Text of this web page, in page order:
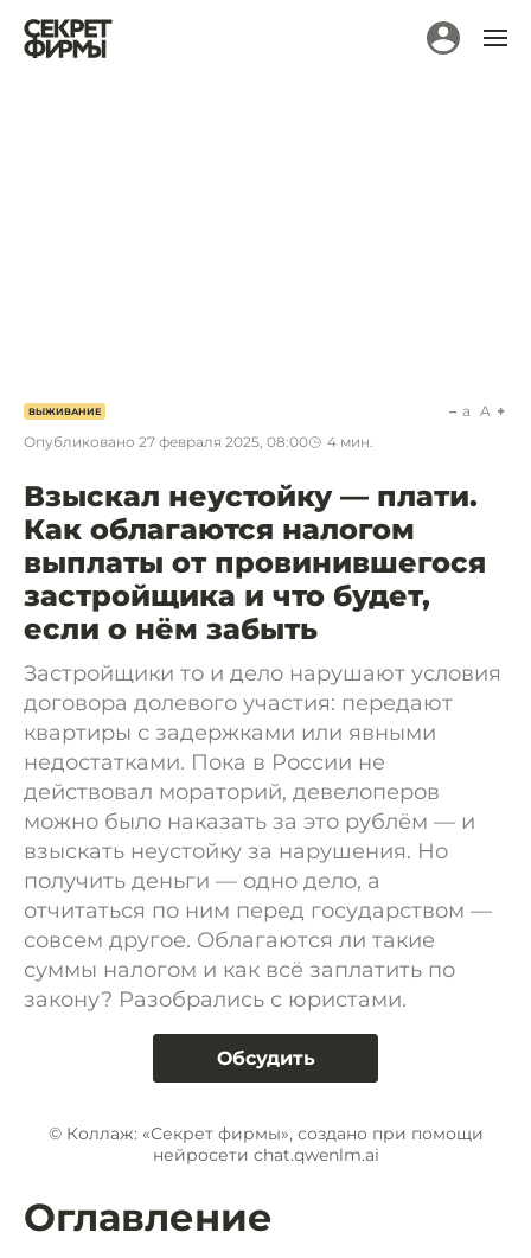
ВЫЖИВАНИЕ
Опубликовано 27 февраля 2025, 08:00 4 мин.
a A
Взыскал неустойку — плати.
Как облагаются налогом
выплаты от провинившегося
застройщика и что будет,
если о нём забыть
Застройщики то и дело нарушают условия
договора долевого участия: передают
квартиры с задержками или явными
недостатками. Пока в России не
действовал мораторий, девелоперов
можно было наказать за это рублём — и
взыскать неустойку за нарушения. Но
получить деньги — одно дело, а
отчитаться по ним перед государством —
совсем другое. Облагаются ли такие
суммы налогом и как всё заплатить по
закону? Разобрались с юристами.
Обсудить
© Коллаж: «Секрет фирмы», создано при помощи
нейросети chat.qwenlm.ai
Оглавление